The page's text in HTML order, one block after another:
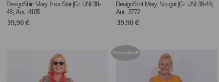
DesignShirt Mary, Inka Star |Gr. UNI 38-
48|, Anr.: 4105
39,90€
DesignShirt Mary, Nougat |Gr. UNI 38-48|,
Anr.: 3772
39,90€
Ausverkauft